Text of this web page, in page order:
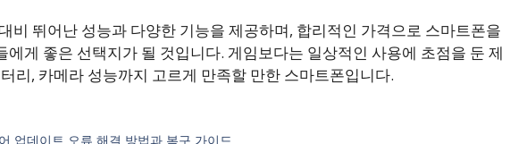
비 뛰어난 성능과 다양한 기능을 제공하며, 합리적인 가격으로 스마트폰을
에게 좋은 선택지가 될 것입니다. 게임보다는 일상적인 사용에 초점을 둔 제
리, 카메라 성능까지 고르게 만족할 만한 스마트폰입니다.
업데이트 오류 해결 방법과 복구 가이드